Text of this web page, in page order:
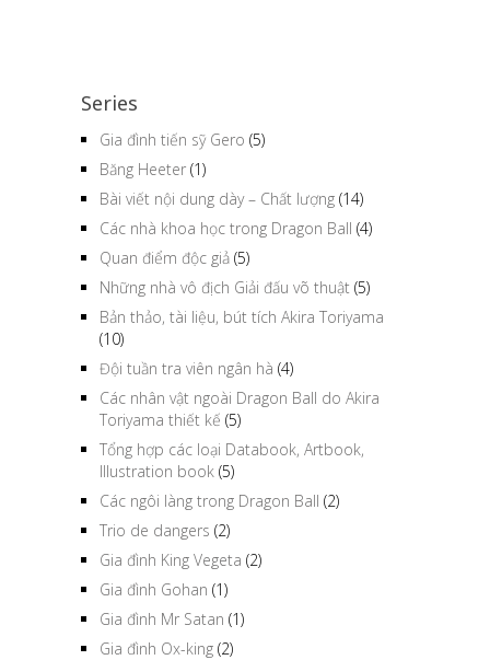
Series
Gia đình tiến sỹ Gero (5)
Băng Heeter (1)
Bài viết nội dung dày – Chất lượng (14)
Các nhà khoa học trong Dragon Ball (4)
Quan điểm độc giả (5)
Những nhà vô địch Giải đấu võ thuật (5)
Bản thảo, tài liệu, bút tích Akira Toriyama
(10)
Đội tuần tra viên ngân hà (4)
Các nhân vật ngoài Dragon Ball do Akira
Toriyama thiết kế (5)
Tổng hợp các loại Databook, Artbook,
Illustration book (5)
Các ngôi làng trong Dragon Ball (2)
Trio de dangers (2)
Gia đình King Vegeta (2)
Gia đình Gohan (1)
Gia đình Mr Satan (1)
Gia đình Ox-king (2)